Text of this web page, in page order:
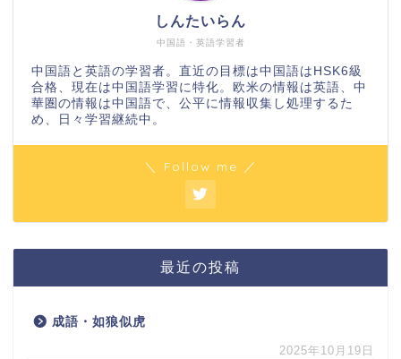
中国語・英語学習者
しんたいらん
中国語と英語の学習者。直近の目標は中国語はHSK6級
合格、現在は中国語学習に特化。欧米の情報は英語、中
華圏の情報は中国語で、公平に情報収集し処理するた
め、日々学習継続中。
＼ Follow me ／
最近の投稿
成語・如狼似虎
2025年10月19日